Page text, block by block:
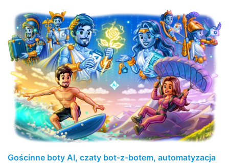
Gościnne boty AI, czaty bot-z-botem, automatyzacja